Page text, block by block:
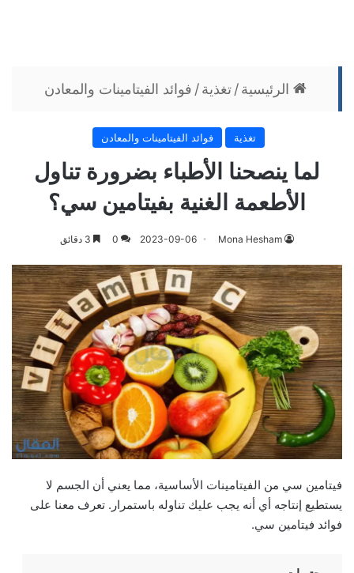
الرئيسية / تغذية / فوائد الفيتامينات والمعادن
تغذية فوائد الفيتامينات والمعادن
لما ينصحنا الأطباء بضرورة تناول
الأطعمة الغنية بفيتامين سي؟
Mona Hesham
2023-09-06
0
فيتامين سي من الفيتامينات الأساسية، مما يعني أن الجسم لا
يستطيع إنتاجه أي أنه يجب عليك تناوله باستمرار. تعرف معنا على
فوائد فيتامين سي.